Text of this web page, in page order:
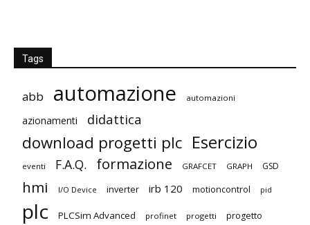
Tags
abb automazione automazioni
azionamenti didattica
download progetti plc Esercizio
eventi F.A.Q. formazione GRAFCET GRAPH GSD
hmi I/O Device inverter irb 120 motioncontrol pid
plc PLCSim Advanced profinet progetti progetto